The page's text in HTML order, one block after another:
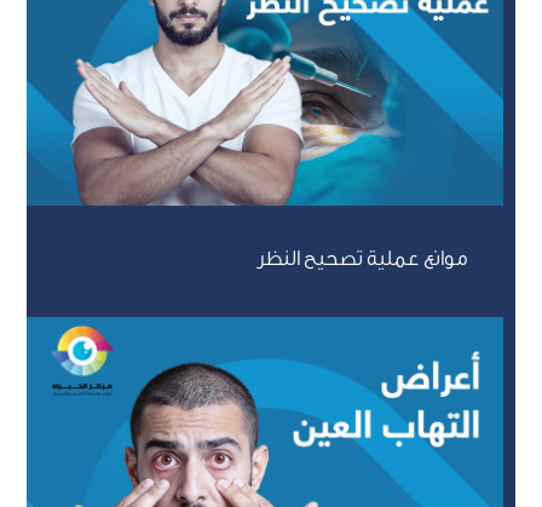
موانع عملية تصحيح النظر